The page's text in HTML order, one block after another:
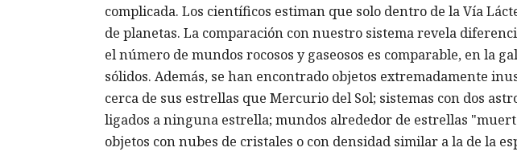
complicada. Los científicos estiman que solo dentro de la Vía
de planetas. La comparación con nuestro sistema revela
el número de mundos rocosos y gaseosos es comparable, en la
sólidos. Además, se han encontrado objetos extremadamente
cerca de sus estrellas que Mercurio del Sol; sistemas con dos
ligados a ninguna estrella; mundos alrededor de estrellas
objetos con nubes de cristales o con densidad similar a la de la